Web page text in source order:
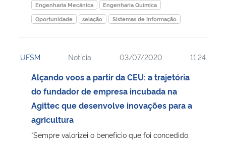
Engenharia Mecânica
Engenharia Química
Oportunidade
selação Sistemas de Informação
UFSM Notícia 03/07/2020 11:24
Alçando voos a partir da CEU: a trajetória
do fundador de empresa incubada na
Agittec que desenvolve inovações para a
agricultura
“Sempre valorizei o benefício que foi concedido.